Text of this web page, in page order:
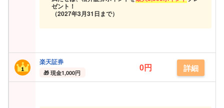
ゼント！
（2027年3月31日まで）
楽天証券
現金1,000円 0円 詳細